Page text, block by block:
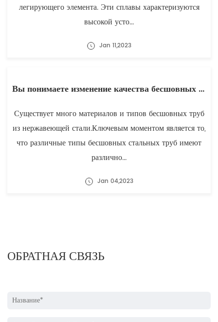
легирующего элемента. Эти сплавы характеризуются
высокой усто...
Jan 11,2023
Вы понимаете изменение качества бесшовных труб из нержавеющей стали?
Существует много материалов и типов бесшовных труб
из нержавеющей стали.Ключевым моментом является то,
что различные типы бесшовных стальных труб имеют
различно...
Jan 04,2023
ОБРАТНАЯ СВЯЗЬ